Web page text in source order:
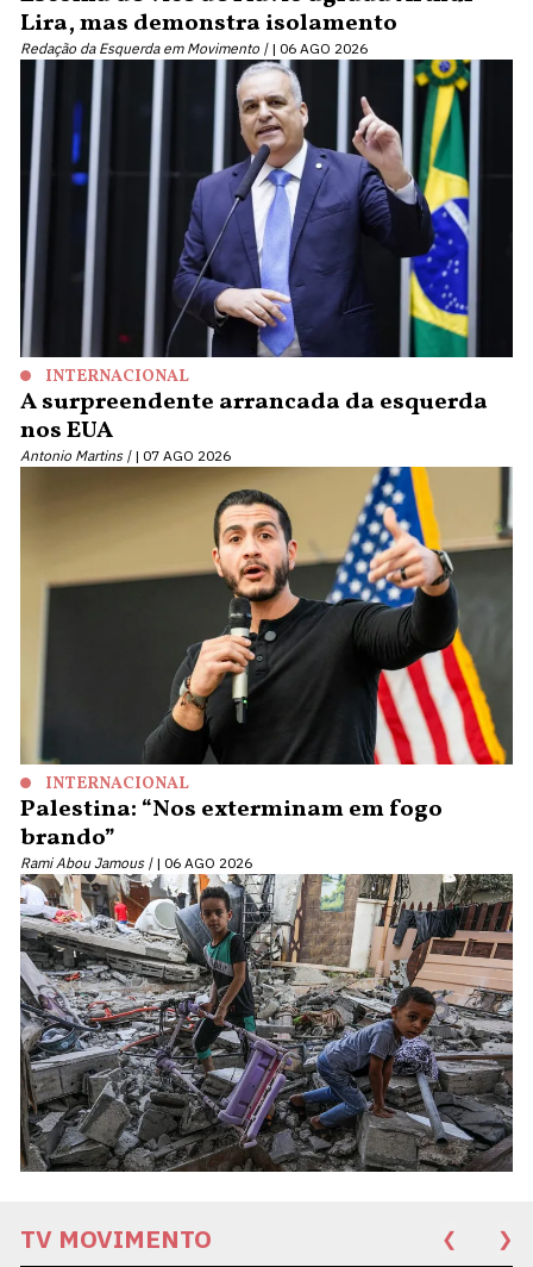
Lira, mas demonstra isolamento
Redação da Esquerda em Movimento | 06 AGO 2026
INTERNACIONAL
A surpreendente arrancada da esquerda
nos EUA
Antonio Martins | 07 AGO 2026
INTERNACIONAL
Palestina: “Nos exterminam em fogo
brando”
Rami Abou Jamous | 06 AGO 2026
TV MOVIMENTO ❮ ❯